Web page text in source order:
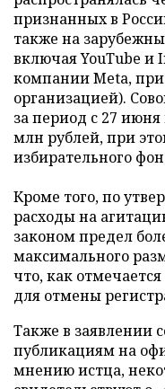
признанных в
также на
включая YouTube
компании Meta,
организацией).
за период с 27 июня
млн рублей, при
избирательного
Кроме того, по
расходы на
законом предел
максимального
что, как
для отмены
Также в заявлении
публикациям на
мнению истца,